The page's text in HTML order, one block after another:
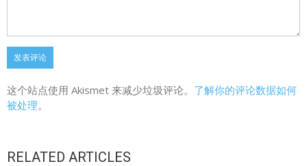
这个站点使用 Akismet 来减少垃圾评论。 了解你的评论数据如何
被处理。
RELATED ARTICLES